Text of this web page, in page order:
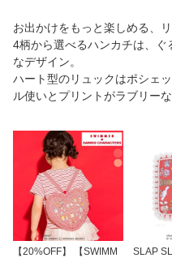
お出かけをもっと楽しめる、
4柄から選べるハンカチは、ぐ
なデザイン。
ハート型のリュックはポシェ
ル使いとプリントがラブリーな
【20%OFF】 【SWIMM
SLAP